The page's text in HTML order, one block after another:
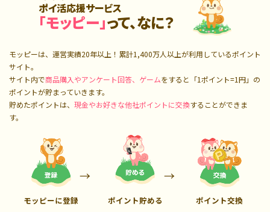
ポイ活応援サービス
「モッピー」って、なに？
モッピーは、運営実績20年以上！累計1,400万人以上が利用しているポイント
サイト。
サイト内で商品購入やアンケート回答、ゲームをすると「1ポイント=1円」の
ポイントが貯まっていきます。
貯めたポイントは、 現金やお好きな他社ポイントに交換することができま
す。
モッピーに登録 ポイント貯める ポイント交換